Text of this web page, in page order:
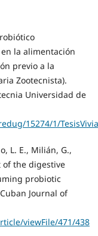
la alimentación
previo a la
Zootecnista).
Universidad de
15274/1/
L. E., Milián, G.,
of the digestive
probiotic
Journal of
viewFile/471/438